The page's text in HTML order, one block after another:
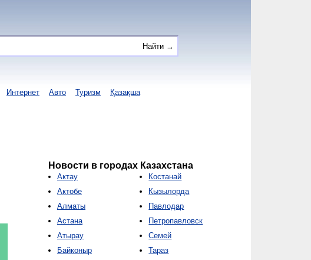
Интернет Авто Туризм Қазақша
Новости в городах Казахстана
Актау
Актобе
Алматы
Астана
Атырау
Байконыр
Костанай
Кызылорда
Павлодар
Петропавловск
Семей
Тараз